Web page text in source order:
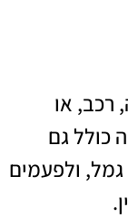
רכב, או
כולל גם
ולפעמים